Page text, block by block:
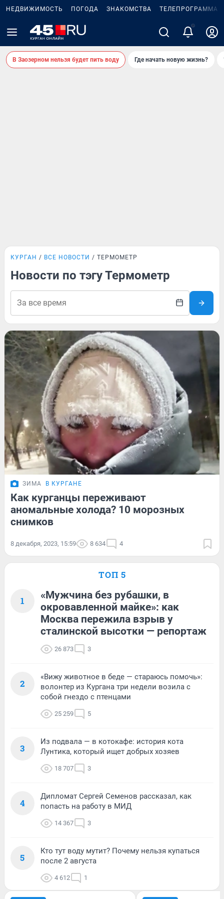
НЕДВИЖИМОСТЬ ПОГОДА ЗНАКОМСТВА ТЕЛЕПРОГРАММА
В Заозерном нельзя будет пить воду Где начать новую жизнь?
КУРГАН ВСЕ НОВОСТИ ТЕРМОМЕТР
Новости по тэгу Термометр
ЗИМА В КУРГАНЕ
Как курганцы переживают
аномальные холода? 10 морозных
снимков
8 декабря, 2023, 15:59 8 634 4
ТОП 5
1
«Мужчина без рубашки, в
окровавленной майке»: как
Москва пережила взрыв у
сталинской высотки — репортаж
26 873 3
2
«Вижу животное в беде — стараюсь помочь»:
волонтер из Кургана три недели возила с
собой гнездо с птенцами
25 259 5
3
Из подвала — в котокафе: история кота
Лунтика, который ищет добрых хозяев
18 707 3
4
Дипломат Сергей Семенов рассказал, как
попасть на работу в МИД
14 367 3
5
Кто тут воду мутит? Почему нельзя купаться
после 2 августа
4 612 1